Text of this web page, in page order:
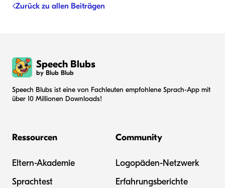
Zurück zu allen Beiträgen
Speech Blubs
by Blub Blub
Speech Blubs ist eine von Fachleuten empfohlene Sprach-App mit
über 10 Millionen Downloads!
Ressourcen
Eltern-Akademie
Sprachtest
Community
Logopäden-Netzwerk
Erfahrungsberichte